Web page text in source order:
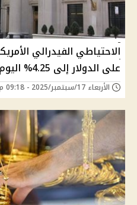
الاحتياطي الفيدرالي
على الدولار إلى 4.25% اليوم
الأربعاء 17/سبتمبر/2025 - 09:18 م